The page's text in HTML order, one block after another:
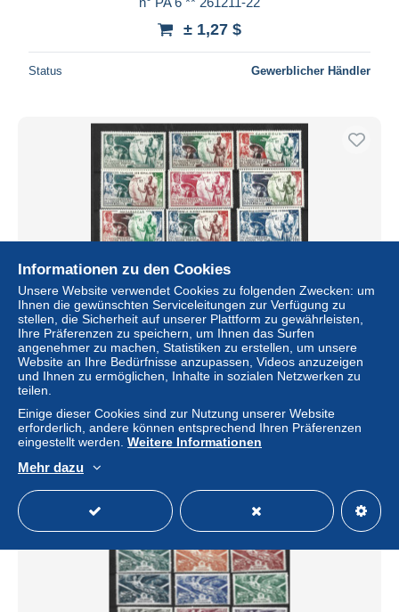
± 1,27 $
Status Gewerblicher Händler
GRANDES SERIES COLONIALES 75EME
ANNIVERSAIRE DE L'UPU NEUF AVEC CHARNIERE
LEGERE
± 69,35 $
Status Privatperson
Informationen zu den Cookies
Unsere Website verwendet Cookies zu folgenden Zwecken: um
Ihnen die gewünschten Serviceleitungen zur Verfügung zu
stellen, die Sicherheit auf unserer Plattform zu gewährleisten,
Ihre Präferenzen zu speichern, um Ihnen das Surfen
angenehmer zu machen, Statistiken zu erstellen, um unsere
Website an Ihre Bedürfnisse anzupassen, Videos anzuzeigen
und Ihnen zu ermöglichen, Inhalte in sozialen Netzwerken zu
teilen.
Einige dieser Cookies sind zur Nutzung unserer Website
erforderlich, andere können entsprechend Ihren Präferenzen
eingestellt werden. Weitere Informationen
Mehr dazu